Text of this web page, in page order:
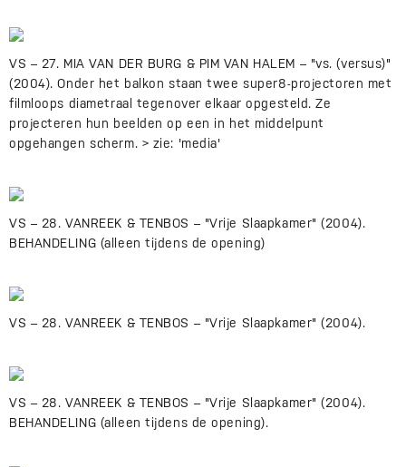
VS – 27. MIA VAN DER BURG & PIM VAN HALEM – "vs. (versus)"
(2004). Onder het balkon staan twee super8-projectoren met
filmloops diametraal tegenover elkaar opgesteld. Ze
projecteren hun beelden op een in het middelpunt
opgehangen scherm. > zie: 'media'
VS – 28. VANREEK & TENBOS – "Vrije Slaapkamer" (2004).
BEHANDELING (alleen tijdens de opening)
VS – 28. VANREEK & TENBOS – "Vrije Slaapkamer" (2004).
VS – 28. VANREEK & TENBOS – "Vrije Slaapkamer" (2004).
BEHANDELING (alleen tijdens de opening).